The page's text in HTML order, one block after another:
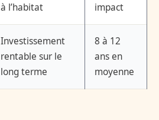
à l’habitat
impact
Investissement
rentable sur le
long terme
8 à 12
ans en
moyenne